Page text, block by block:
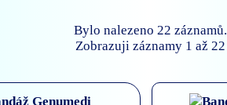
Bylo nalezeno 22 záznamů.
Zobrazuji záznamy 1 až 22